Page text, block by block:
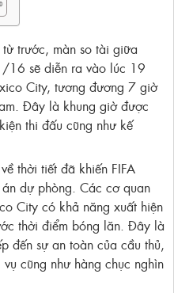
trước, màn so tài giữa
16 sẽ diễn ra vào lúc 19
City, tương đương 7 giờ
Đây là khung giờ được
thi đấu cũng như kế
thời tiết đã khiến FIFA
dự phòng. Các cơ quan
City có khả năng xuất hiện
thời điểm bóng lăn. Đây là
đến sự an toàn của cầu thủ,
cũng như hàng chục nghìn